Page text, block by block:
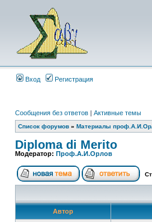
Вход Регистрация
Сообщения без ответов | Активные темы
Список форумов » Материалы
Diploma di Merito
Модератор: Проф.А.И.Орлов
Автор